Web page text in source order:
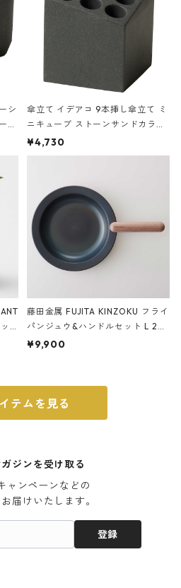
シ
ン
傘立て イデアコ 9本挿し傘立て ミ
ニキューブ ストーンサンドカラー
石調 ideaco Umbrella Stand CUB
E ストーンサンドブラック
¥4,730
藤田金属 FUJITA KINZOKU フライ
パンジュウ&ハンドルセット L 24c
m ガス火・IH対応 鉄フライパン
¥9,900
テムを見る
ジンを受け取る
ャンペーンなどの
届けいたします。
登録